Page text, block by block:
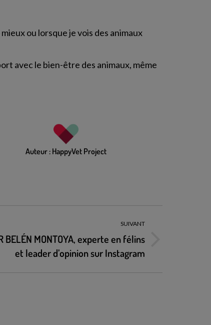
ou lorsque je vois des animaux
avec le bien-être des animaux, même
Auteur : HappyVet Project
SUIVANT
BELÉN MONTOYA, experte en félins
et leader d’opinion sur Instagram